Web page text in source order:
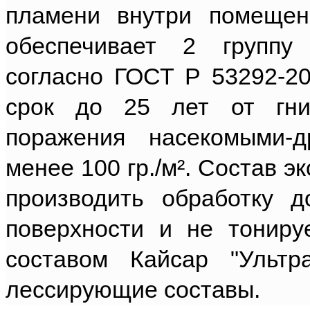
пламени внутри
обеспечивает 2 группу
согласно ГОСТ Р 53292-
срок до 25 лет от
поражения
менее 100 гр./м². Состав
производить
поверхности и не
составом Кайсар
лессирующие составы.